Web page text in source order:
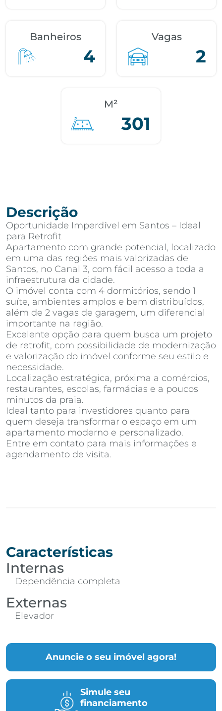
Banheiros
4
Vagas
2
M²
301
Descrição
Oportunidade Imperdível em Santos – Ideal
para Retrofit
Apartamento com grande potencial, localizado
em uma das regiões mais valorizadas de
Santos, no Canal 3, com fácil acesso a toda a
infraestrutura da cidade.
O imóvel conta com 4 dormitórios, sendo 1
suíte, ambientes amplos e bem distribuídos,
além de 2 vagas de garagem, um diferencial
importante na região.
Excelente opção para quem busca um projeto
de retrofit, com possibilidade de modernização
e valorização do imóvel conforme seu estilo e
necessidade.
Localização estratégica, próxima a comércios,
restaurantes, escolas, farmácias e a poucos
minutos da praia.
Ideal tanto para investidores quanto para
quem deseja transformar o espaço em um
apartamento moderno e personalizado.
Entre em contato para mais informações e
agendamento de visita.
Anuncie o seu imóvel agora!
Simule seu
financiamento
Características
Internas
Dependência completa
Externas
Elevador